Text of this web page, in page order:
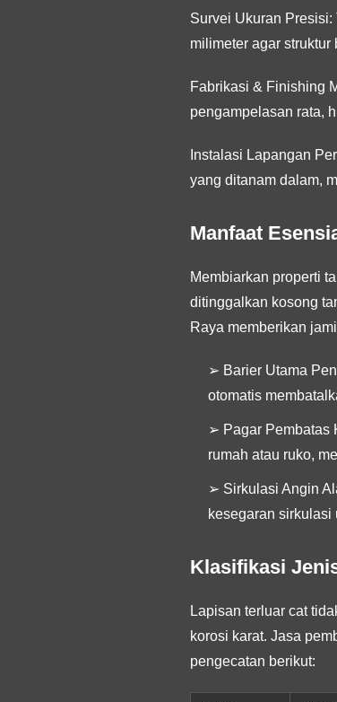
Survei Ukuran Presisi:
milimeter agar
Fabrikasi & Finishing
pengampelasan rata,
Instalasi Lapangan
yang ditanam dalam,
Manfaat
Membiarkan properti
ditinggalkan kosong
Raya memberikan
➢ Barier Utama
otomatis
➢ Pagar Pembatas
rumah atau ruko,
➢ Sirkulasi Angin
kesegaran sirkulasi
Klasifikasi
Lapisan terluar cat
korosi karat. Jasa
pengecatan berikut: